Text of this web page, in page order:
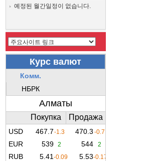
예정된 월간일정이 없습니다.